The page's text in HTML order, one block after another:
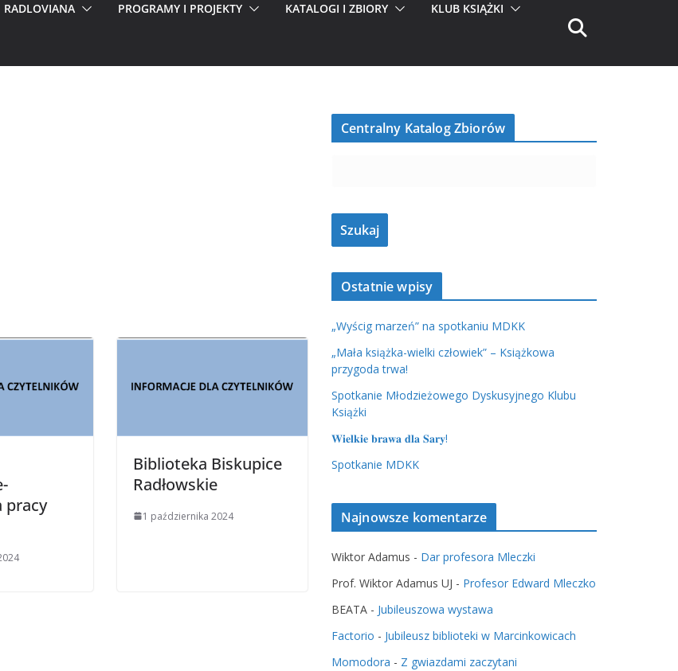
RADLOVIANA PROGRAMY I PROJEKTY KATALOGI I ZBIORY KLUB KSIĄŻKI
pracy
Biblioteka Biskupice
Radłowskie
1 października 2024
Centralny Katalog Zbiorów
Ostatnie wpisy
„Wyścig marzeń” na spotkaniu MDKK
„Mała książka-wielki człowiek” – Książkowa
przygoda trwa!
Spotkanie Młodzieżowego Dyskusyjnego Klubu
Książki
𝐖𝐢𝐞𝐥𝐤𝐢𝐞 𝐛𝐫𝐚𝐰𝐚 𝐝𝐥𝐚 𝐒𝐚𝐫𝐲!
Spotkanie MDKK
Najnowsze komentarze
Wiktor Adamus - Dar profesora Mleczki
Prof. Wiktor Adamus UJ - Profesor Edward Mleczko
BEATA - Jubileuszowa wystawa
Factorio - Jubileusz biblioteki w Marcinkowicach
Momodora - Z gwiazdami zaczytani